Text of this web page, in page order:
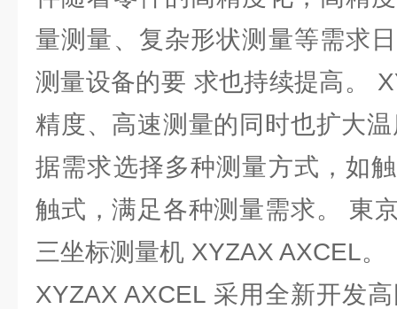
量测量、复杂形状测量等需求
测量设备的要 求也持续提高。
精度、高速测量的同时也扩大
据需求选择多种测量方式，如
触式，满足各种测量需求。 東
三坐标测量机 XYZAX AXCEL。
XYZAX AXCEL 采用全新开发